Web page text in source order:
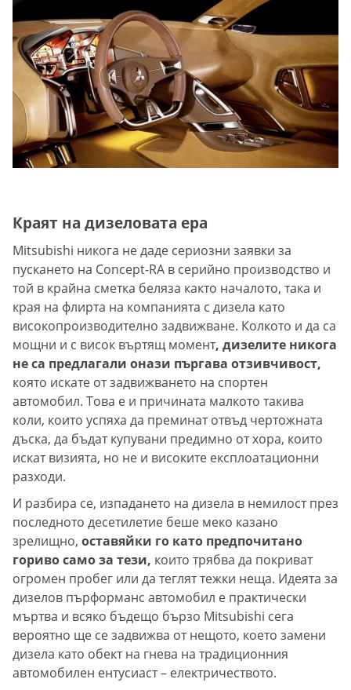
Краят на дизеловата ера
Mitsubishi никога не даде сериозни заявки за
пускането на Concept-RA в серийно производство и
той в крайна сметка беляза както началото, така и
края на флирта на компанията с дизела като
високопроизводително задвижване. Колкото и да са
мощни и с висок въртящ момент, дизелите никога
не са предлагали онази пъргава отзивчивост,
която искате от задвижването на спортен
автомобил. Това е и причината малкото такива
коли, които успяха да преминат отвъд чертожната
дъска, да бъдат купувани предимно от хора, които
искат визията, но не и високите експлоатационни
разходи.
И разбира се, изпадането на дизела в немилост през
последното десетилетие беше меко казано
зрелищно, оставяйки го като предпочитано
гориво само за тези, които трябва да покриват
огромен пробег или да теглят тежки неща. Идеята за
дизелов пърформанс автомобил е практически
мъртва и всяко бъдещо бързо Mitsubishi сега
вероятно ще се задвижва от нещото, което замени
дизела като обект на гнева на традиционния
автомобилен ентусиаст – електричеството.